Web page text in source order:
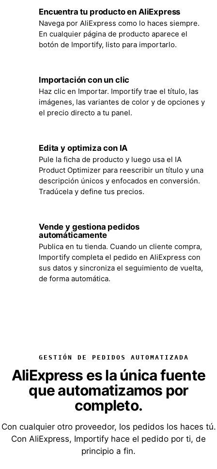
Encuentra tu producto en AliExpress
Navega por AliExpress como lo haces siempre.
En cualquier página de producto aparece el
botón de Importify, listo para importarlo.
Importación con un clic
Haz clic en Importar. Importify trae el título, las
imágenes, las variantes de color y de opciones y
el precio directo a tu panel.
Edita y optimiza con IA
Pule la ficha de producto y luego usa el IA
Product Optimizer para reescribir un título y una
descripción únicos y enfocados en conversión.
Tradúcela y define tus precios.
Vende y gestiona pedidos
automáticamente
Publica en tu tienda. Cuando un cliente compra,
Importify completa el pedido en AliExpress con
sus datos y sincroniza el seguimiento de vuelta,
de forma automática.
GESTIÓN DE PEDIDOS AUTOMATIZADA
AliExpress es la única fuente
que automatizamos por
completo.
Con cualquier otro proveedor, los pedidos los haces tú.
Con AliExpress, Importify hace el pedido por ti, de
principio a fin.